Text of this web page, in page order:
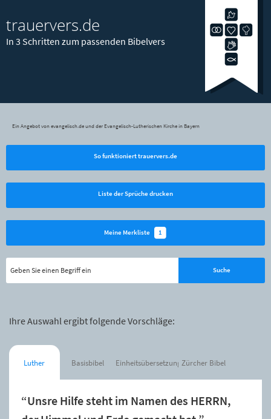
trauervers.de
In 3 Schritten zum passenden Bibelvers
Ein Angebot von evangelisch.de und der Evangelisch-Lutherischen Kirche in Bayern
So funktioniert trauervers.de
Liste der Sprüche drucken
Meine Merkliste 1
Ihre Auswahl ergibt folgende Vorschläge:
Luther Basisbibel Einheitsübersetzung Zürcher Bibel
“Unsre Hilfe steht im Namen des HERRN,